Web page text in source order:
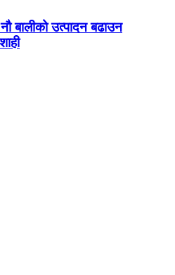
बालीको उत्पादन बढाउन